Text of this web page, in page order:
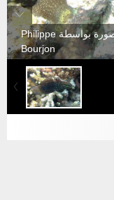
الحفار منقط الذيل الصورة بواسطة Philippe
Bourjon